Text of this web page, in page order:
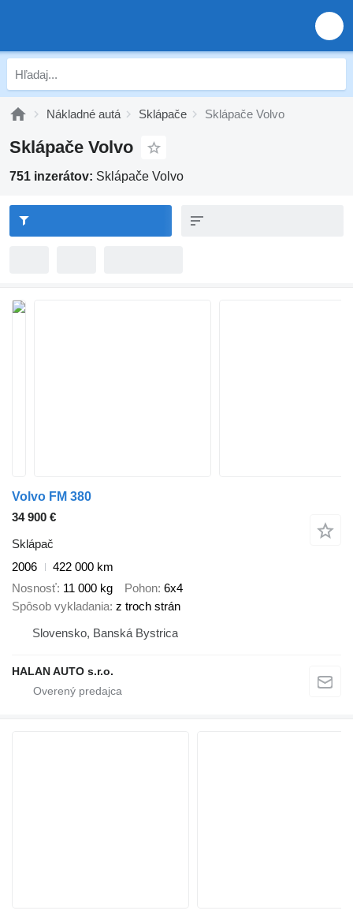
Nákladné autá Sklápače Sklápače Volvo
Sklápače Volvo
751 inzerátov: Sklápače Volvo
Volvo FM 380
34 900 €
Sklápač
2006
422 000 km
Nosnosť 11 000 kg Pohon 6x4
Spôsob vykladania z troch strán
Slovensko, Banská Bystrica
HALAN AUTO s.r.o.